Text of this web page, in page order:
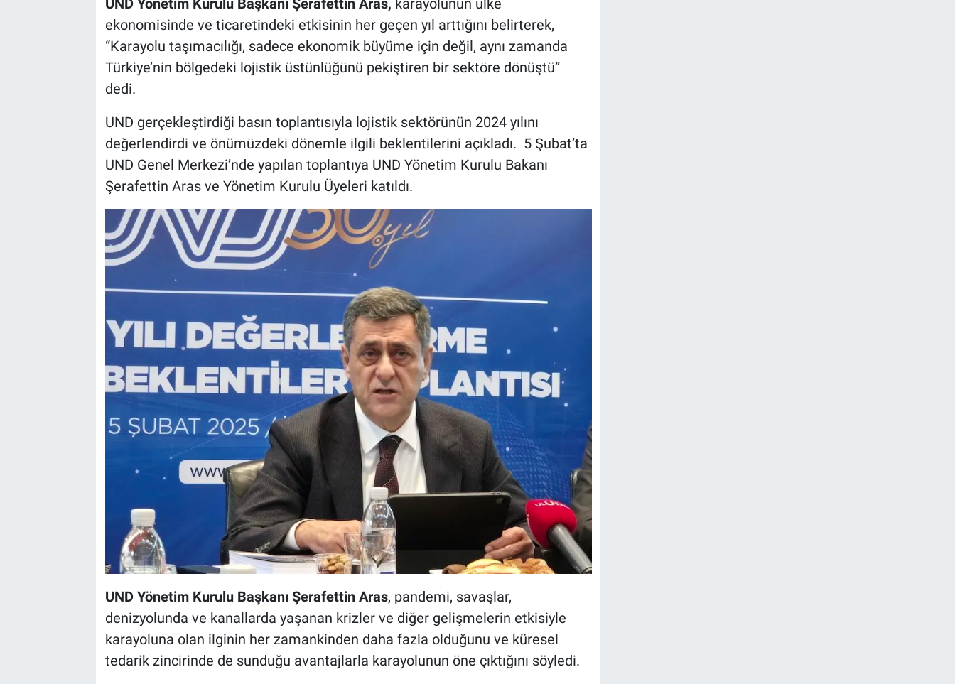
UND Yönetim Kurulu Başkanı Şerafettin Aras, karayolunun ülke
ekonomisinde ve ticaretindeki etkisinin her geçen yıl arttığını belirterek,
“Karayolu taşımacılığı, sadece ekonomik büyüme için değil, aynı zamanda
Türkiye’nin bölgedeki lojistik üstünlüğünü pekiştiren bir sektöre dönüştü”
dedi.
UND gerçekleştirdiği basın toplantısıyla lojistik sektörünün 2024 yılını
değerlendirdi ve önümüzdeki dönemle ilgili beklentilerini açıkladı. 5 Şubat’ta
UND Genel Merkezi’nde yapılan toplantıya UND Yönetim Kurulu Bakanı
Şerafettin Aras ve Yönetim Kurulu Üyeleri katıldı.
UND Yönetim Kurulu Başkanı Şerafettin Aras, pandemi, savaşlar,
denizyolunda ve kanallarda yaşanan krizler ve diğer gelişmelerin etkisiyle
karayoluna olan ilginin her zamankinden daha fazla olduğunu ve küresel
tedarik zincirinde de sunduğu avantajlarla karayolunun öne çıktığını söyledi.